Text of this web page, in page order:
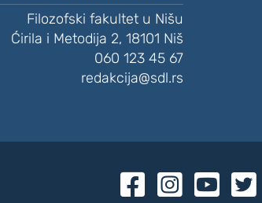
Filozofski fakultet u Nišu
Ćirila i Metodija 2, 18101 Niš
060 123 45 67
redakcija@sdl.rs
   